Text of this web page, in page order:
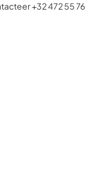
+32 472 55